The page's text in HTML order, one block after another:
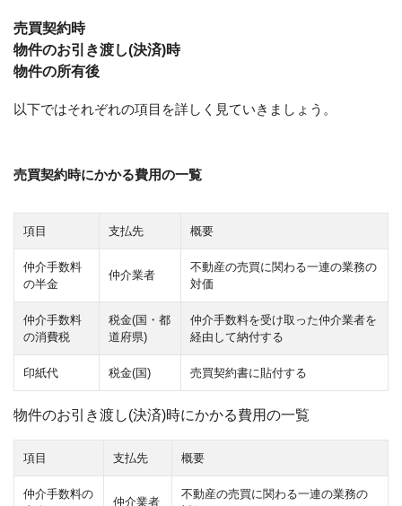
売買契約時
物件のお引き渡し(決済)時
物件の所有後
以下ではそれぞれの項目を詳しく見ていきましょう。
売買契約時にかかる費用の一覧
項目 支払先 概要
仲介手数料
の半金
仲介業者
不動産の売買に関わる一連の業務の
対価
仲介手数料
の消費税
税金(国・都
道府県)
仲介手数料を受け取った仲介業者を
経由して納付する
印紙代 税金(国) 売買契約書に貼付する
物件のお引き渡し(決済)時にかかる費用の一覧
項目 支払先 概要
仲介手数料の
仲介業者
不動産の売買に関わる一連の業務の